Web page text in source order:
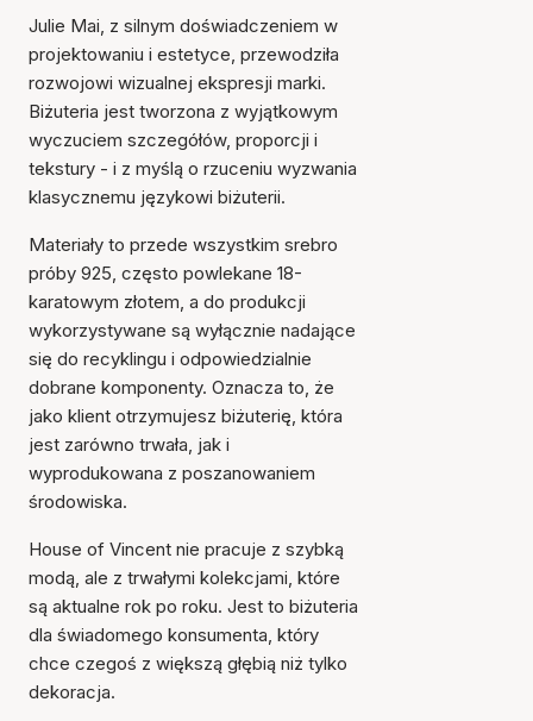
Julie Mai, z silnym doświadczeniem w
projektowaniu i estetyce, przewodziła
rozwojowi wizualnej ekspresji marki.
Biżuteria jest tworzona z wyjątkowym
wyczuciem szczegółów, proporcji i
tekstury - i z myślą o rzuceniu wyzwania
klasycznemu językowi biżuterii.
Materiały to przede wszystkim srebro
próby 925, często powlekane 18-
karatowym złotem, a do produkcji
wykorzystywane są wyłącznie nadające
się do recyklingu i odpowiedzialnie
dobrane komponenty. Oznacza to, że
jako klient otrzymujesz biżuterię, która
jest zarówno trwała, jak i
wyprodukowana z poszanowaniem
środowiska.
House of Vincent nie pracuje z szybką
modą, ale z trwałymi kolekcjami, które
są aktualne rok po roku. Jest to biżuteria
dla świadomego konsumenta, który
chce czegoś z większą głębią niż tylko
dekoracja.